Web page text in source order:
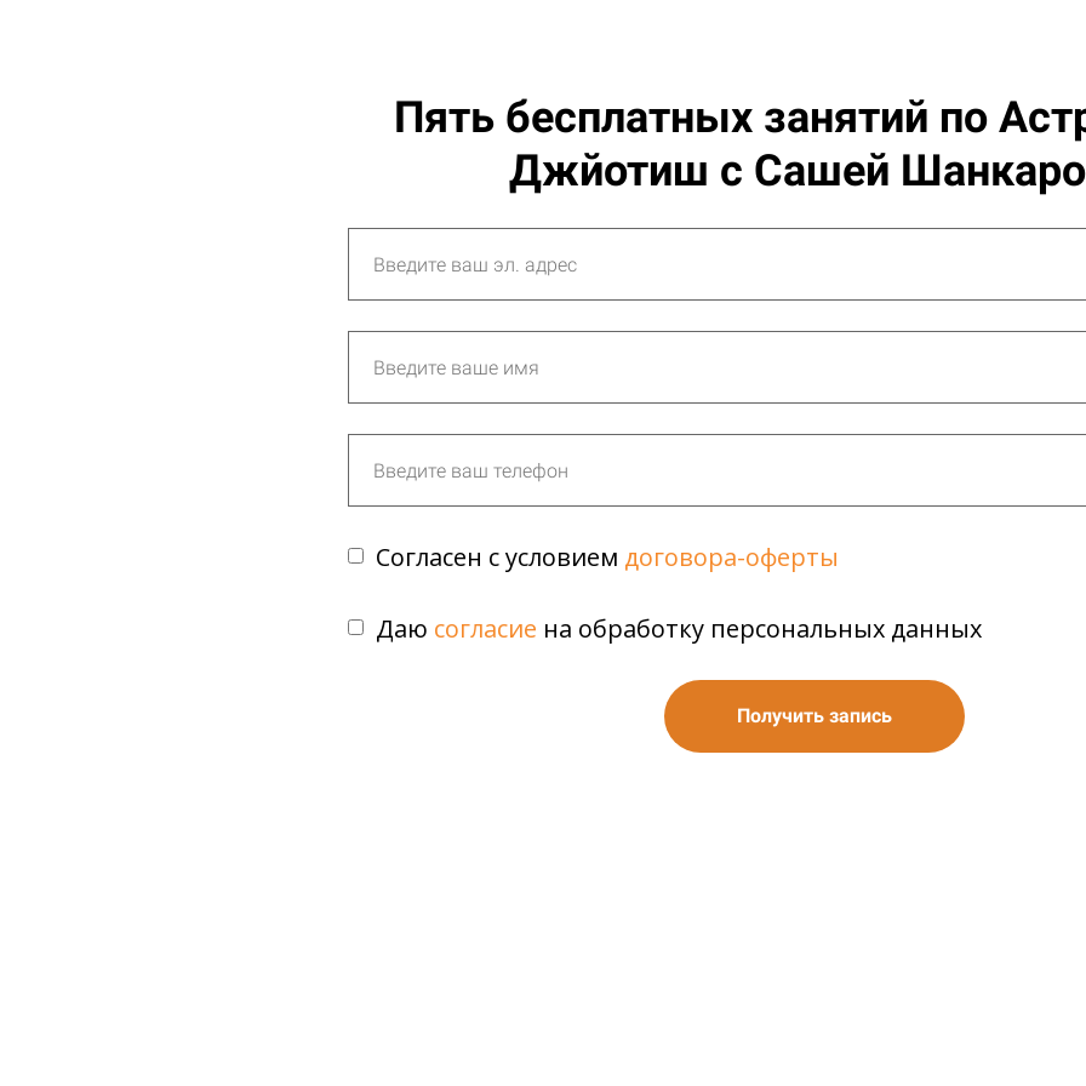
Пять бесплатных занятий по
Джйотиш с Сашей
Согласен с условием договора-оферты
Даю согласие на обработку персональных данных
Получить запись